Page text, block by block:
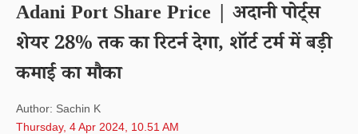
Adani Port Share Price | अदानी पोर्ट्स
शेयर 28% तक का रिटर्न देगा, शॉर्ट टर्म में बड़ी
कमाई का मौका
Author: Sachin K
Thursday, 4 Apr 2024, 10.51 AM